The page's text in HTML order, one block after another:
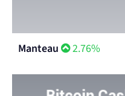
Manteau 2.76%